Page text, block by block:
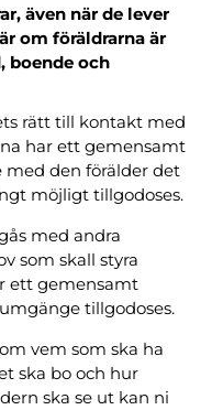
även när de lever
om föräldrarna är
boende och
rätt till kontakt med
har ett gemensamt
den förälder det
möjligt tillgodoses.
med andra
som skall styra
ett gemensamt
tillgodoses.
vem som ska ha
ska bo och hur
ska se ut kan ni